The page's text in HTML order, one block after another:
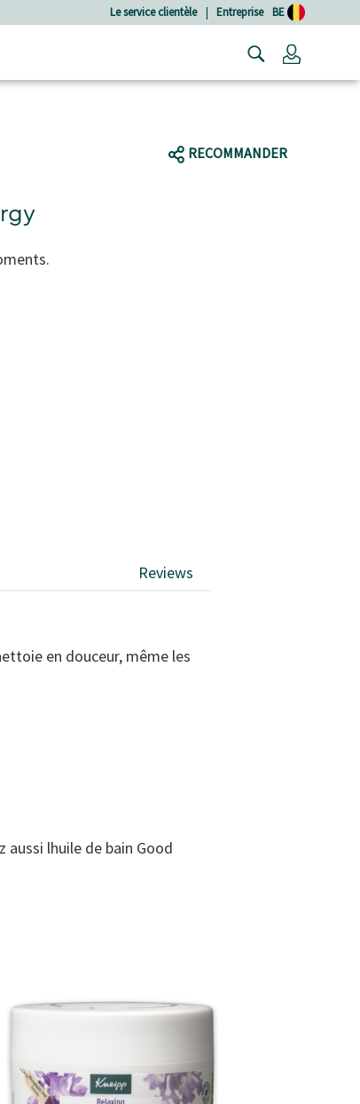
Le service clientèle | Entreprise BE
RECOMMANDER
Reviews
en douceur, même les
lhuile de bain Good